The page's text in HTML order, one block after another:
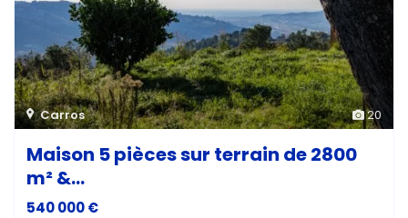
20
Carros
Maison 5 pièces sur terrain de 2800
m² &...
540 000 €